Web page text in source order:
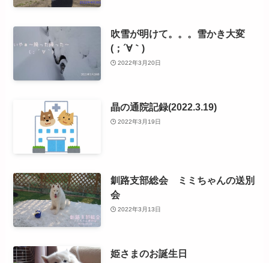
吹雪が明けて。。。雪かき大変
(；´∀｀)
2022年3月20日
晶の通院記録(2022.3.19)
2022年3月19日
釧路支部総会 ミミちゃんの送別
会
2022年3月13日
姫さまのお誕生日